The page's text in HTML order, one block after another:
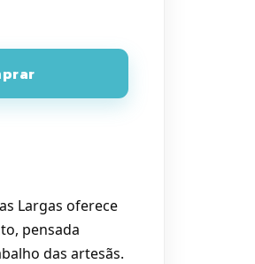
Largas oferece
pensada
das artesãs.